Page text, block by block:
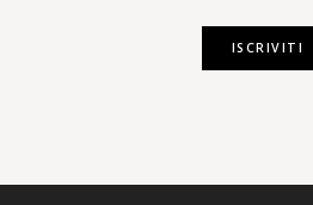
ISCRIVITI